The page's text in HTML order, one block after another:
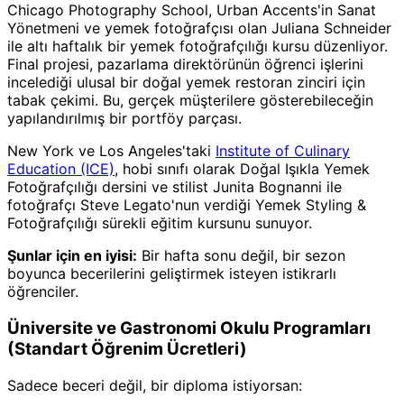
Chicago Photography School, Urban Accents'in Sanat
Yönetmeni ve yemek fotoğrafçısı olan Juliana Schneider
ile altı haftalık bir yemek fotoğrafçılığı kursu düzenliyor.
Final projesi, pazarlama direktörünün öğrenci işlerini
incelediği ulusal bir doğal yemek restoran zinciri için
tabak çekimi. Bu, gerçek müşterilere gösterebileceğin
yapılandırılmış bir portföy parçası.
New York ve Los Angeles'taki Institute of Culinary
Education (ICE), hobi sınıfı olarak Doğal Işıkla Yemek
Fotoğrafçılığı dersini ve stilist Junita Bognanni ile
fotoğrafçı Steve Legato'nun verdiği Yemek Styling &
Fotoğrafçılığı sürekli eğitim kursunu sunuyor.
Şunlar için en iyisi: Bir hafta sonu değil, bir sezon
boyunca becerilerini geliştirmek isteyen istikrarlı
öğrenciler.
Üniversite ve Gastronomi Okulu Programları
(Standart Öğrenim Ücretleri)
Sadece beceri değil, bir diploma istiyorsan: